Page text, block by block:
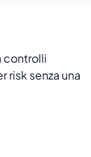
controlli
senza una